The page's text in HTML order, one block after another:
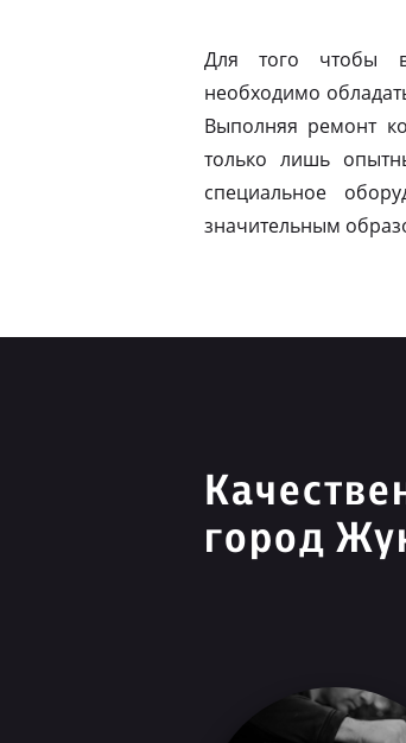
Для того чтобы
необходимо
Выполняя ремонт
только лишь
специальное
значительным
город